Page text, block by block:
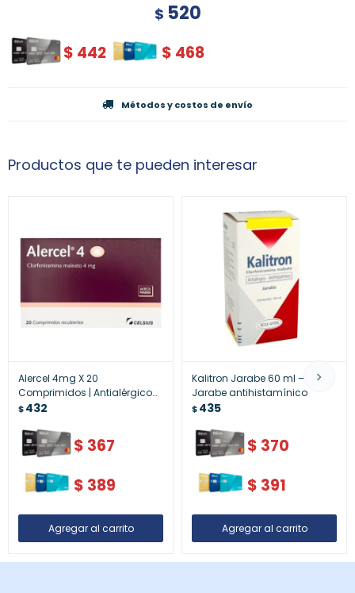
$ 520
$ 442 $ 468
Métodos y costos de envío
Productos que te pueden interesar
Alercel 4mg X 20
Comprimidos | Antialérgico
Antihistamínico
$432
$ 367
$ 389
Kalitron Jarabe 60 ml –
Jarabe antihistamínico
$435
$ 370
$ 391